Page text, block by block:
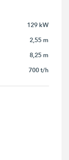
129 kW
2,55 m
8,25 m
700 t/h